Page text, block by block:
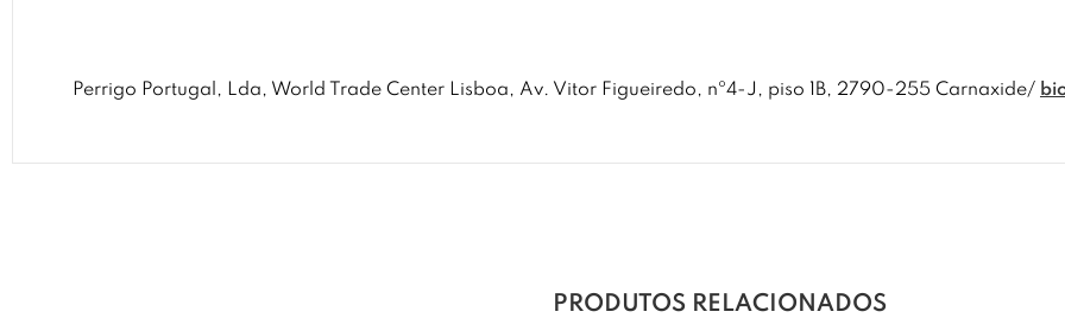
Perrigo Portugal, Lda, World Trade Center Lisboa, Av. Vitor Figueiredo, nº4-J, piso 1B, 2790-255 Carnaxide/
PRODUTOS RELACIONADOS